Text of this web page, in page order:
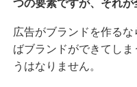
つの要素ですが、それ
広告がブランドを作る
ばブランドができてし
うはなりません。